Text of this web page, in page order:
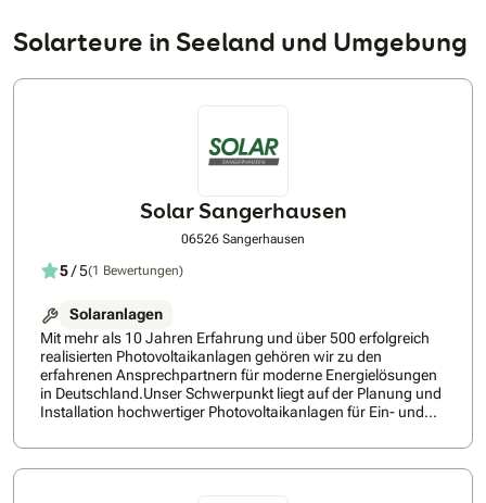
Solarteure in Seeland und Umgebung
Solar Sangerhausen
06526 Sangerhausen
5/ 5(1 Bewertungen)
Solaranlagen
Mit mehr als 10 Jahren Erfahrung und über 500 erfolgreich
realisierten Photovoltaikanlagen gehören wir zu den
erfahrenen Ansprechpartnern für moderne Energielösungen
in Deutschland.Unser Schwerpunkt liegt auf der Planung und
Installation hochwertiger Photovoltaikanlagen für Ein- und
individuelle Anlagenplanung bis hin zur fachgerechten
Montage und Inbetriebnahme begleiten wir unsere Kunden